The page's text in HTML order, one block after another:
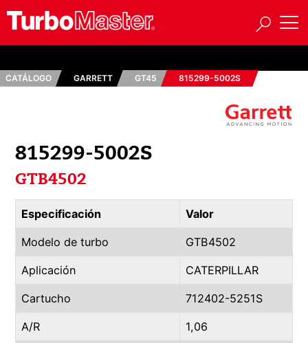
CATÁLOGO GARRETT GT45 815299-5002S
815299-5002S
GTB4502
Especificación Valor
Modelo de turbo GTB4502
Aplicación CATERPILLAR
Cartucho 712402-5251S
A/R 1,06